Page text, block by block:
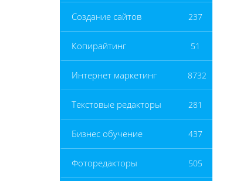
Создание сайтов 237
Копирайтинг 51
Интернет маркетинг 8732
Текстовые редакторы 281
Бизнес обучение 437
Фоторедакторы 505